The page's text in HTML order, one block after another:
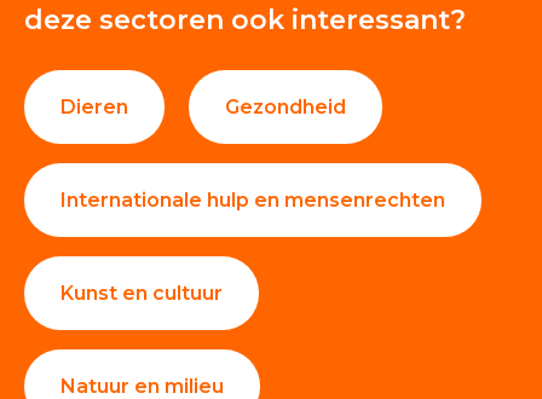
deze sectoren ook interessant?
Dieren Gezondheid
Internationale hulp en mensenrechten
Kunst en cultuur
Natuur en milieu